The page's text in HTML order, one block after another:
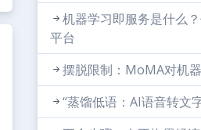
机器学习即服务是什么
平台
摆脱限制：MoMA对机
“蒸馏低语：AI语音转文